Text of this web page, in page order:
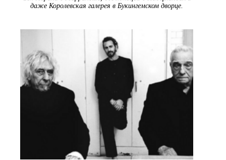
даже Королевская галерея в Букингемском дворце.